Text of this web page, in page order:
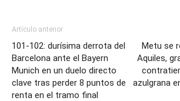
Artículo anterior
101-102: durísima derrota del
Barcelona ante el Bayern
Munich en un duelo directo
clave tras perder 8 puntos de
renta en el tramo final
Metu se
Aquiles,
azulgrana